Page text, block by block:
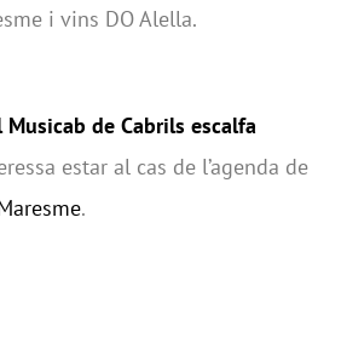
i vins DO Alella.
Musicab de Cabrils escalfa
estar al cas de l’agenda de
.